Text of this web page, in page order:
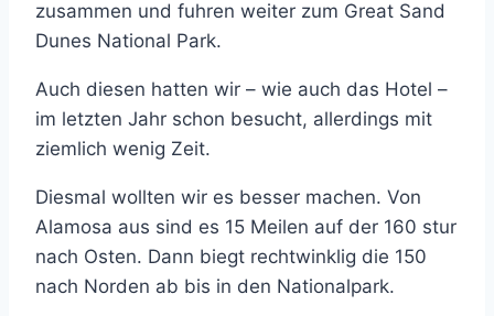
zusammen und fuhren weiter zum Great Sand
Dunes National Park.
Auch diesen hatten wir – wie auch das Hotel –
im letzten Jahr schon besucht, allerdings mit
ziemlich wenig Zeit.
Diesmal wollten wir es besser machen. Von
Alamosa aus sind es 15 Meilen auf der 160 stur
nach Osten. Dann biegt rechtwinklig die 150
nach Norden ab bis in den Nationalpark.